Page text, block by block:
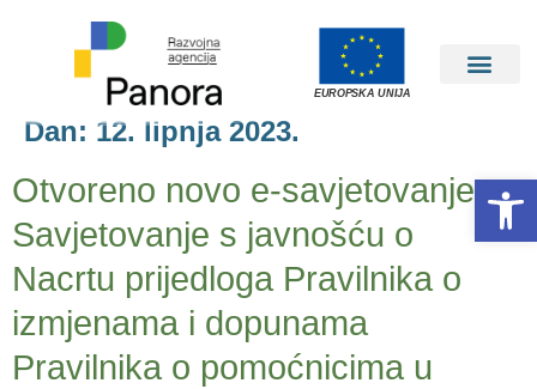
EUROPSKA UNIJA
Dan: 12. lipnja 2023.
Otvoreno novo e-savjetovanje –
Savjetovanje s javnošću o
Nacrtu prijedloga Pravilnika o
izmjenama i dopunama
Pravilnika o pomoćnicima u